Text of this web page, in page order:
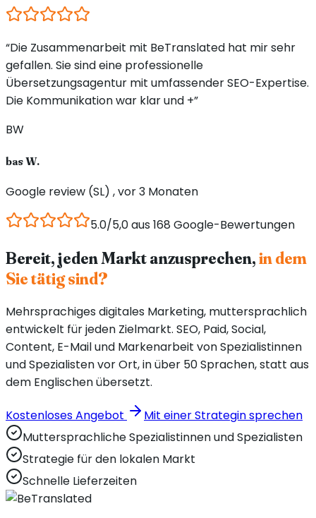
“Die Zusammenarbeit mit BeTranslated hat mir sehr
gefallen. Sie sind eine professionelle
Übersetzungsagentur mit umfassender SEO-Expertise.
Die Kommunikation war klar und +”
BW
bas W.
Google review (SL) , vor 3 Monaten
5.0/5,0 aus 168 Google-Bewertungen
Bereit, jeden Markt anzusprechen,in dem
Sie tätig sind?
Mehrsprachiges digitales Marketing, muttersprachlich
entwickelt für jeden Zielmarkt. SEO, Paid, Social,
Content, E-Mail und Markenarbeit von Spezialistinnen
und Spezialisten vor Ort, in über 50 Sprachen, statt aus
dem Englischen übersetzt.
Kostenloses Angebot
Mit einer Strategin sprechen
Muttersprachliche Spezialistinnen und Spezialisten
Strategie für den lokalen Markt
Schnelle Lieferzeiten